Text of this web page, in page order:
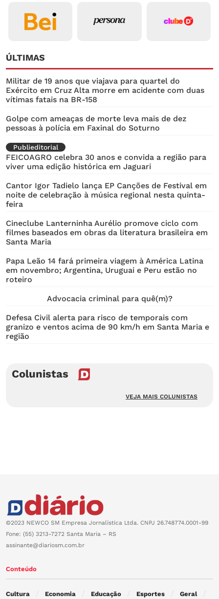
ÚLTIMAS
Militar de 19 anos que viajava para quartel do
Exército em Cruz Alta morre em acidente com duas
vítimas fatais na BR-158
Golpe com ameaças de morte leva mais de dez
pessoas à polícia em Faxinal do Soturno
Publieditorial
FEICOAGRO celebra 30 anos e convida a região para
viver uma edição histórica em Jaguari
Cantor Igor Tadielo lança EP Canções de Festival em
noite de celebração à música regional nesta quinta-
feira
Cineclube Lanterninha Aurélio promove ciclo com
filmes baseados em obras da literatura brasileira em
Santa Maria
Papa Leão 14 fará primeira viagem à América Latina
em novembro; Argentina, Uruguai e Peru estão no
roteiro
Advocacia criminal para quê(m)?
Defesa Civil alerta para risco de temporais com
granizo e ventos acima de 90 km/h em Santa Maria e
região
Colunistas
VEJA MAIS COLUNISTAS
©2023 NEWCO SM Empresa Jornalística Ltda. CNPJ 26.748774.0001-99
Fone: (55) 3213-7272 Santa Maria – RS
assinante@diariosm.com.br
Conteúdo
Cultura Economia Educação Esportes Geral